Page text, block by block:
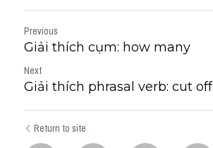
Previous
Giải thích cụm: how many
Next
Giải thích phrasal verb: cut off
Return to site